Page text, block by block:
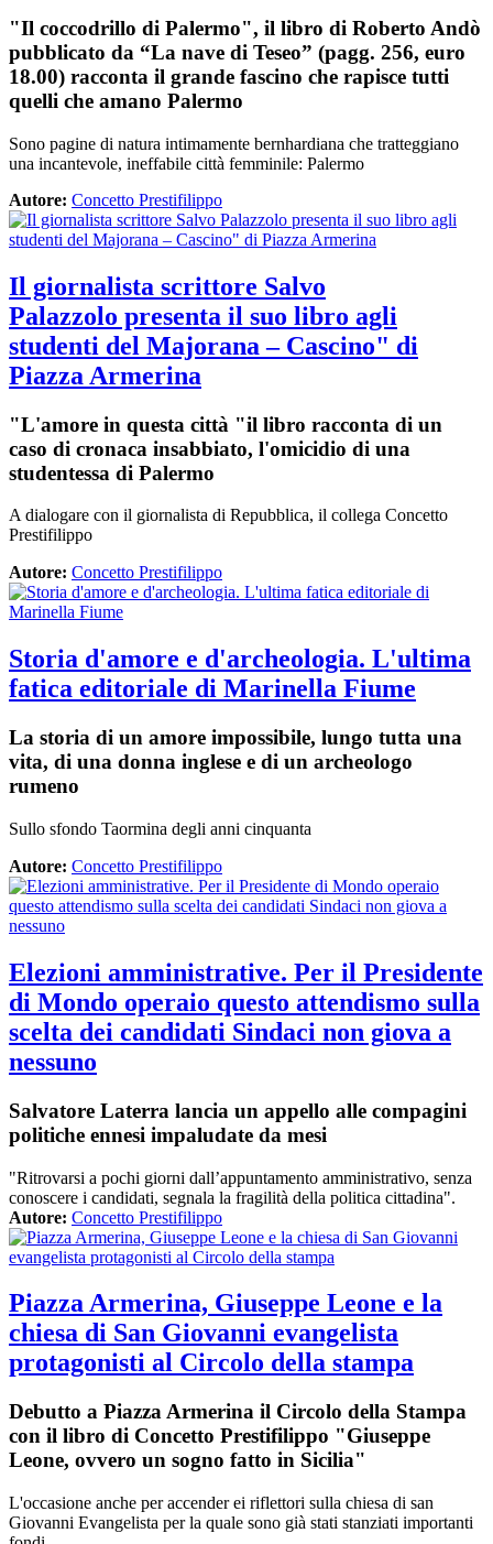
"Il coccodrillo di Palermo", il libro di Roberto Andò
pubblicato da “La nave di Teseo” (pagg. 256, euro
18.00) racconta il grande fascino che rapisce tutti
quelli che amano Palermo
Sono pagine di natura intimamente bernhardiana che tratteggiano
una incantevole, ineffabile città femminile: Palermo
Autore: Concetto Prestifilippo
Il giornalista scrittore Salvo
Palazzolo presenta il suo libro agli
studenti del Majorana – Cascino" di
Piazza Armerina
"L'amore in questa città "il libro racconta di un
caso di cronaca insabbiato, l'omicidio di una
studentessa di Palermo
A dialogare con il giornalista di Repubblica, il collega Concetto
Prestifilippo
Autore: Concetto Prestifilippo
Storia d'amore e d'archeologia. L'ultima
fatica editoriale di Marinella Fiume
La storia di un amore impossibile, lungo tutta una
vita, di una donna inglese e di un archeologo
rumeno
Sullo sfondo Taormina degli anni cinquanta
Autore: Concetto Prestifilippo
Elezioni amministrative. Per il Presidente
di Mondo operaio questo attendismo sulla
scelta dei candidati Sindaci non giova a
nessuno
Salvatore Laterra lancia un appello alle compagini
politiche ennesi impaludate da mesi
"Ritrovarsi a pochi giorni dall’appuntamento amministrativo, senza
conoscere i candidati, segnala la fragilità della politica cittadina".
Autore: Concetto Prestifilippo
Piazza Armerina, Giuseppe Leone e la
chiesa di San Giovanni evangelista
protagonisti al Circolo della stampa
Debutto a Piazza Armerina il Circolo della Stampa
con il libro di Concetto Prestifilippo "Giuseppe
Leone, ovvero un sogno fatto in Sicilia"
L'occasione anche per accender ei riflettori sulla chiesa di san
Giovanni Evangelista per la quale sono già stati stanziati importanti